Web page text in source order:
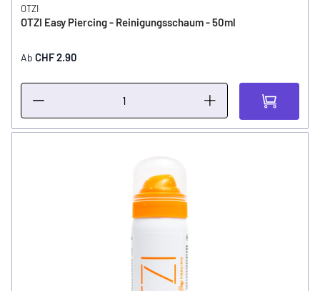
OTZI
OTZI Easy Piercing - Reinigungsschaum - 50ml
Ab CHF 2.90